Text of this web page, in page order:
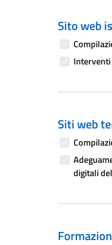
Sito web
Siti web
digitali